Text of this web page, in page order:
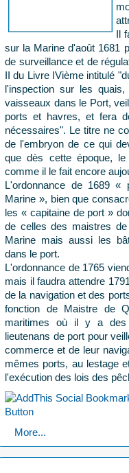
Il
sur la Marine d'août 1681
de surveillance et de
II du Livre IVième intitulé
l'inspection sur les
vaisseaux dans le Port,
ports et havres, et fera
nécessaires". Le titre ne
de l'embryon de ce qui
que dès cette époque,
comme il le fait encore
L'ordonnance de 1689
Marine », bien que
les « capitaine de port »
de celles des maistres
Marine mais aussi les
dans le port.
L'ordonnance de 1765
mais il faudra attendre
de la navigation et des
fonction de Maistre de
maritimes où il y a des
lieutenans de port pour
commerce et de leur
mêmes ports, au lestage
l'exécution des lois des
More...